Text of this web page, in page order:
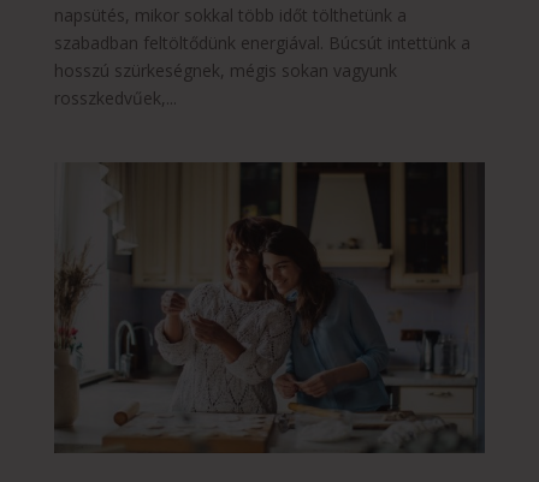
napsütés, mikor sokkal több időt tölthetünk a
szabadban feltöltődünk energiával. Búcsút intettünk a
hosszú szürkeségnek, mégis sokan vagyunk
rosszkedvűek,...